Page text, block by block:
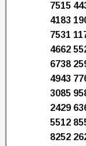
7515
4183
7531
4662
6738
4943
3085
2429
5512
8252